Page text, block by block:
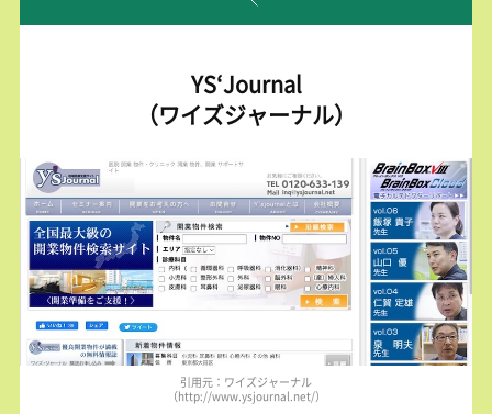
YS‘Journal
（ワイズジャーナル）
引用元：ワイズジャーナル
（http://www.ysjournal.net/）